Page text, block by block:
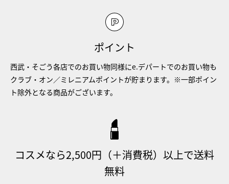
ポイント
西武・そごう各店でのお買い物同様にe.デパートでのお買い物も
クラブ・オン／ミレニアムポイントが貯まります。※一部ポイン
ト除外となる商品がございます。
コスメなら2,500円（＋消費税）以上で送料
無料